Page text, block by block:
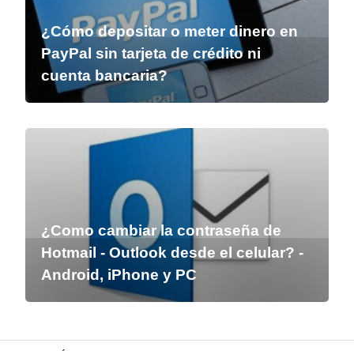
¿Cómo depositar o meter dinero en
PayPal sin tarjeta de crédito ni
cuenta bancaria?
¿Como cambiar la contraseña de
Hotmail - Outlook desde el celular? -
Android, iPhone y PC